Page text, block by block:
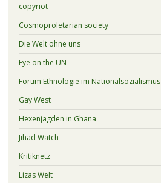
copyriot
Cosmoproletarian society
Die Welt ohne uns
Eye on the UN
Forum Ethnologie im Nationalsozialismus
Gay West
Hexenjagden in Ghana
Jihad Watch
Kritiknetz
Lizas Welt